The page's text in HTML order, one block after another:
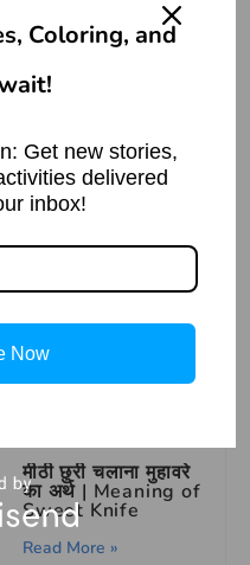
Where there is
unity there is
strength
ऊँची दुकान, फीका
Meaning of the
Idiom ‘High Shop,
Bland Dish’
मीठी छुरी चलाना मुहावरे
का अर्थ | Meaning of
Sweet Knife
Read More »
Coloring, and
Get new stories,
delivered
inbox!
Now